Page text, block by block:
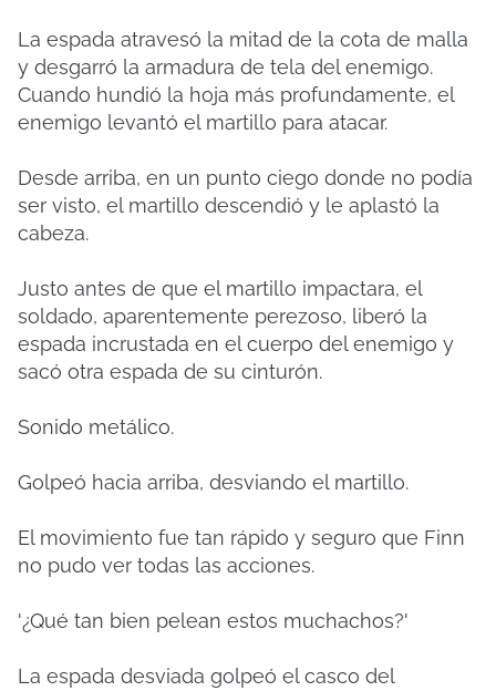
La espada atravesó la mitad de la cota de malla
y desgarró la armadura de tela del enemigo.
Cuando hundió la hoja más profundamente, el
enemigo levantó el martillo para atacar.
Desde arriba, en un punto ciego donde no podía
ser visto, el martillo descendió y le aplastó la
cabeza.
Justo antes de que el martillo impactara, el
soldado, aparentemente perezoso, liberó la
espada incrustada en el cuerpo del enemigo y
sacó otra espada de su cinturón.
Sonido metálico.
Golpeó hacia arriba, desviando el martillo.
El movimiento fue tan rápido y seguro que Finn
no pudo ver todas las acciones.
'¿Qué tan bien pelean estos muchachos?'
La espada desviada golpeó el casco del